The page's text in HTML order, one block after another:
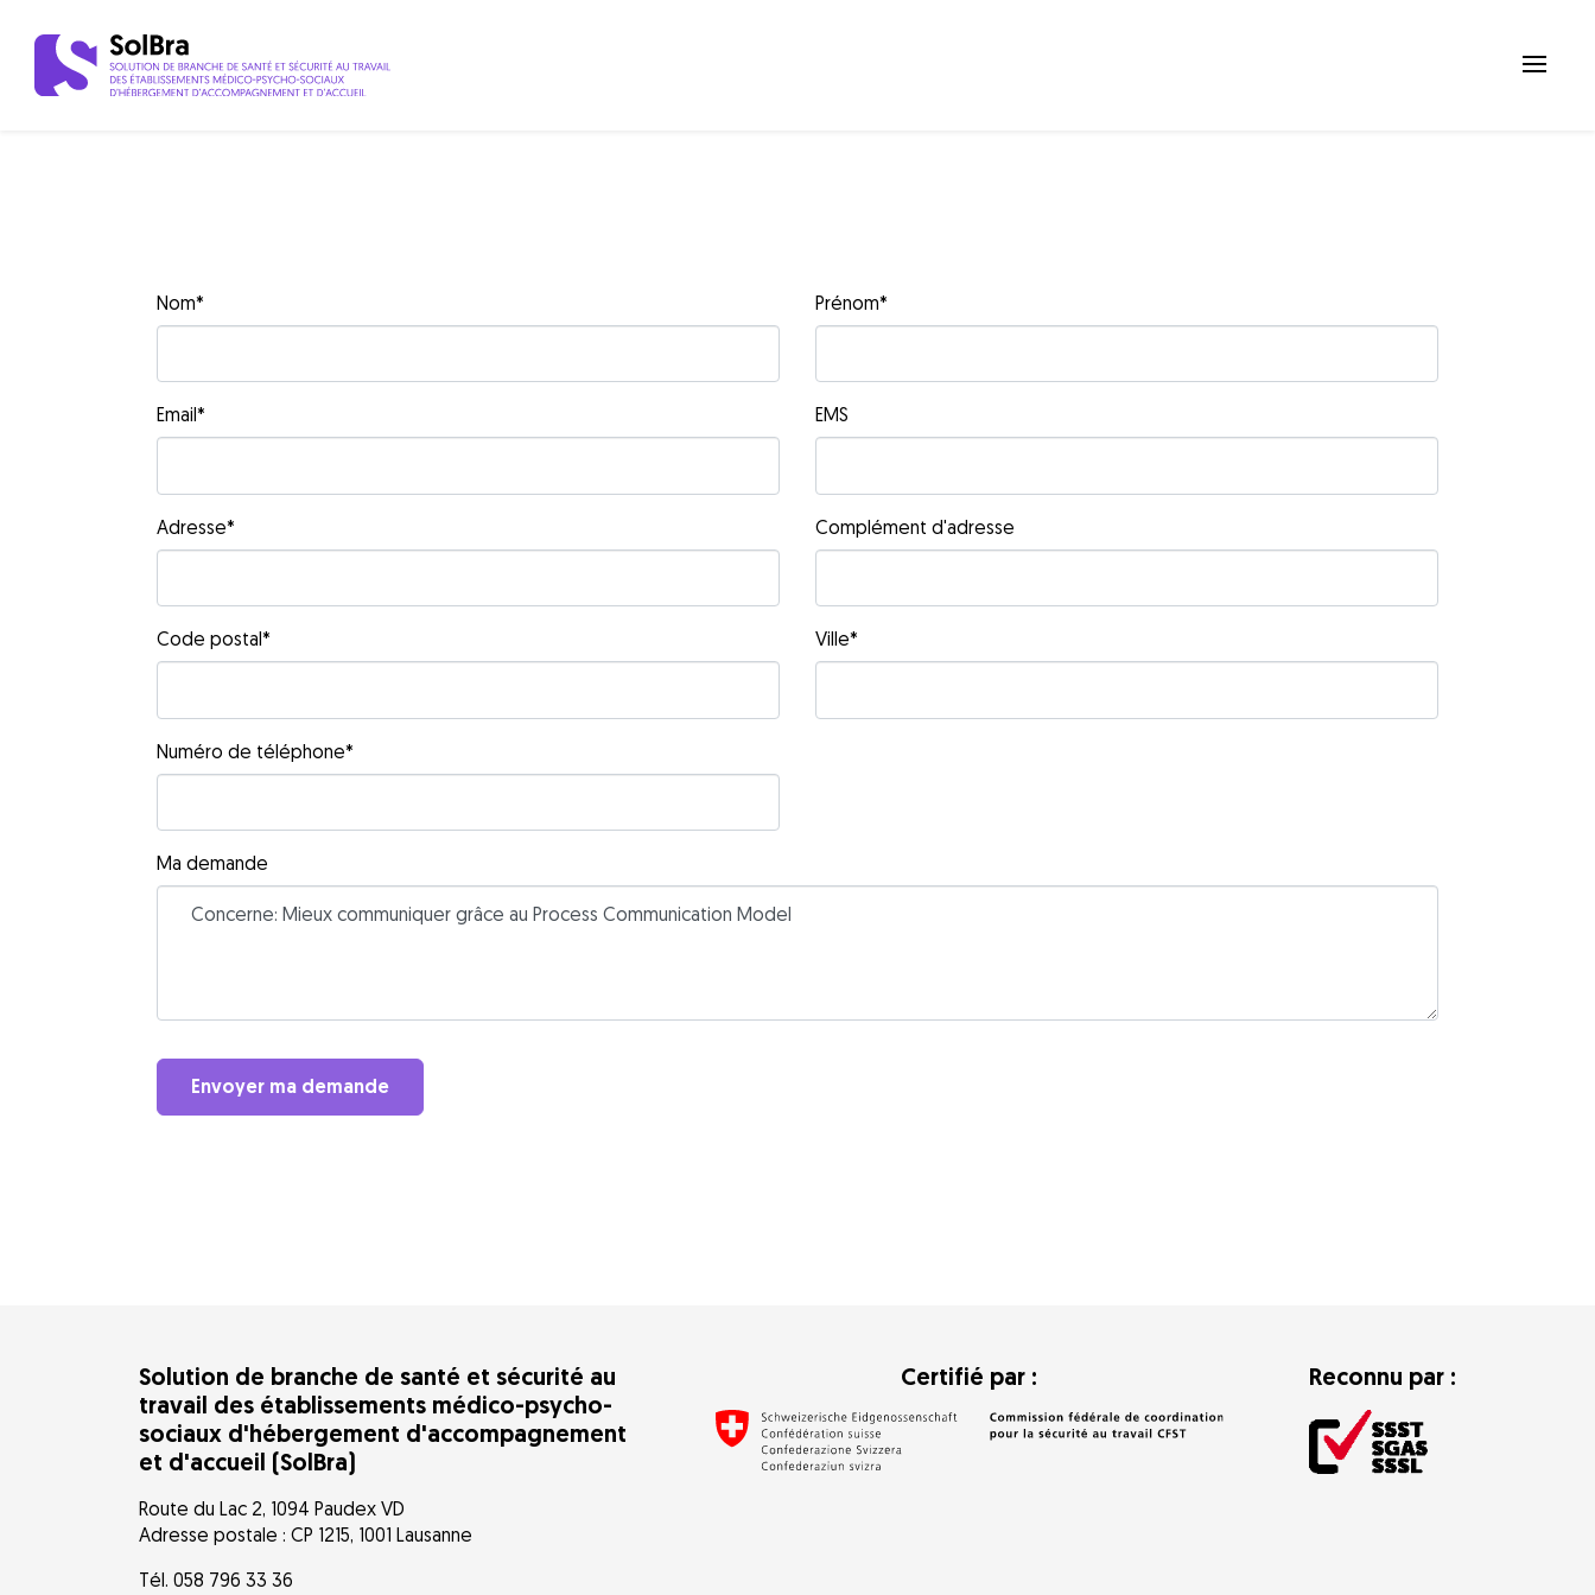
Nom* Prénom*
Email* EMS
Adresse* Complément d'adresse
Code postal* Ville*
Numéro de téléphone*
Ma demande
Envoyer ma demande
Solution de branche de santé et sécurité au
travail des établissements médico-psycho-
sociaux d'hébergement d'accompagnement
et d'accueil (SolBra)
Route du Lac 2, 1094 Paudex VD
Adresse postale : CP 1215, 1001 Lausanne
Tél. 058 796 33 36
Certifié par : Reconnu par :